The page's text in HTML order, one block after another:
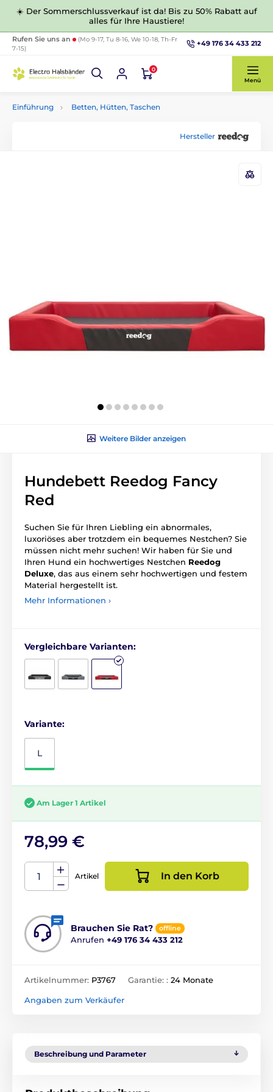
☀️ Der Sommerschlussverkauf ist da! Bis zu 50% Rabatt auf
alles für Ihre Haustiere!
Rufen Sie uns an
(Mo 9-17, Tu 8-16, We 10-18, Th-Fr
7-15)
+49 176 34 433 212
0
Menü
Einführung Betten, Hütten, Taschen
Hersteller
Weitere Bilder anzeigen
Hundebett Reedog Fancy
Red
Suchen Sie für Ihren Liebling ein abnormales,
luxoriöses aber trotzdem ein bequemes Nestchen? Sie
müssen nicht mehr suchen! Wir haben für Sie und
Ihren Hund ein hochwertiges Nestchen Reedog
Deluxe, das aus einem sehr hochwertigen und festem
Material hergestellt ist.
Mehr Informationen ›
Vergleichbare Varianten:
Variante:
L
Am Lager 1 Artikel
78,99 €
Artikel In den Korb
Brauchen Sie Rat? offline
Anrufen +49 176 34 433 212
Artikelnummer: P3767 Garantie: : 24 Monate
Angaben zum Verkäufer
Beschreibung und Parameter